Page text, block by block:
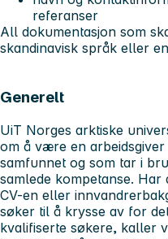
referanser
All dokumentasjon som
skandinavisk språk eller
Generelt
UiT Norges arktiske
om å være en
samfunnet og som tar i
samlede kompetanse.
CV-en eller
søker til å krysse av for
kvalifiserte søkere, kaller